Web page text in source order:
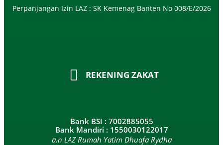
Perpanjangan Izin LAZ : SK Kemenag Banten No 008/E/2026​
REKENING ZAKAT
Bank BSI : 7002885055
Bank Mandiri : 1550030122017
a.n LAZ Rumah Yatim Dhuafa Rydha